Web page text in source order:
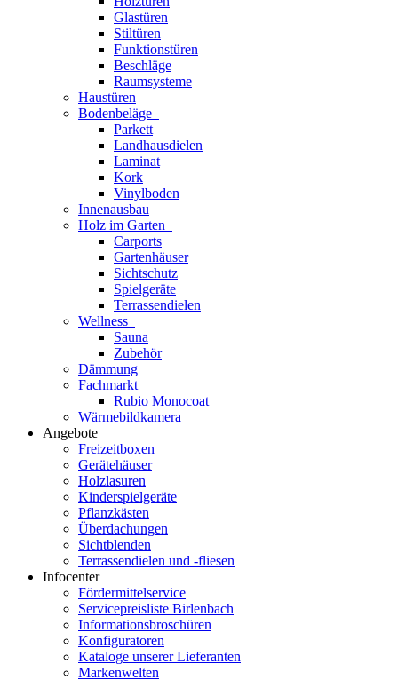
Glastüren
Stiltüren
Funktionstüren
Beschläge
Raumsysteme
Haustüren
Bodenbeläge
Parkett
Landhausdielen
Laminat
Kork
Vinylboden
Innenausbau
Holz im Garten
Carports
Gartenhäuser
Sichtschutz
Spielgeräte
Terrassendielen
Wellness
Sauna
Zubehör
Dämmung
Fachmarkt
Rubio Monocoat
Wärmebildkamera
Angebote
Freizeitboxen
Gerätehäuser
Holzlasuren
Kinderspielgeräte
Pflanzkästen
Überdachungen
Sichtblenden
Terrassendielen und -fliesen
Infocenter
Fördermittelservice
Servicepreisliste Birlenbach
Informationsbroschüren
Konfiguratoren
Kataloge unserer Lieferanten
Markenwelten